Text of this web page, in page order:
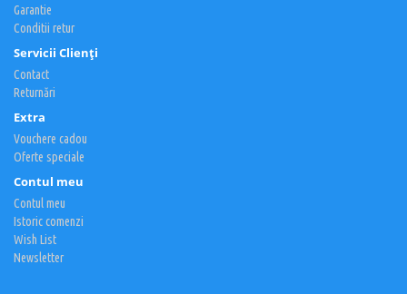
Garantie
Conditii retur
Servicii Clienţi
Contact
Returnări
Extra
Vouchere cadou
Oferte speciale
Contul meu
Contul meu
Istoric comenzi
Wish List
Newsletter